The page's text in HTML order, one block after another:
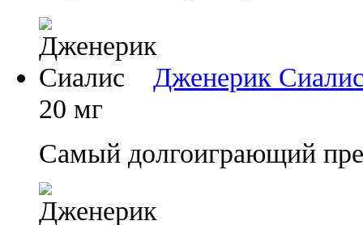
Дженерик
20 мг
Самый долгоиграющий